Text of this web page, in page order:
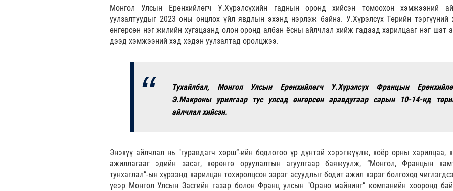
Монгол Улсын Ерөнхийлөгч У.Хүрэлсүхийн гаднын оронд хийсэн томоохон хэмжээний
уулзалтуудыг 2023 оны онцлох үйл явдлын эхэнд нэрлэж байна. У.Хүрэлсүх Төрийн тэргүүний
өнгөрсөн нэг жилийн хугацаанд олон оронд албан ёсны айлчлал хийж гадаад харилцааг нэг шат
дээд хэмжээний хэд хэдэн уулзалтад оролцжээ.
Тухайлбал, Монгол Улсын Ерөнхийлөгч У.Хүрэлсүх Францын
Э.Макроны урилгаар тус улсад өнгөрсөн аравдугаар сарын 10-14-нд
айлчлал хийсэн.
Энэхүү айлчлал нь "гуравдагч хөрш”-ийн бодлогоо үр дүнтэй хэрэгжүүлж, хоёр орны харилцаа,
ажиллагааг эдийн засаг, хөрөнгө оруулалтын агуулгаар баяжуулж, “Монгол, Францын
тунхаглал”-ын хүрээнд харилцан тохиролцсон зэрэг асуудлыг бодит ажил хэрэг болгоход
үеэр Монгол Улсын Засгийн газар болон Франц улсын "Орано майнинг” компанийн хооронд